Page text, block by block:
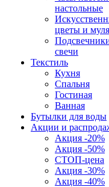
настольные
цветы и
свечи
Текстиль
Кухня
Спальня
Гостиная
Ванная
Бутылки для воды
Акции и
Акция -20%
Акция -50%
СТОП-цена
Акция -30%
Акция -40%